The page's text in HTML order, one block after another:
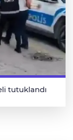
tutuklandı